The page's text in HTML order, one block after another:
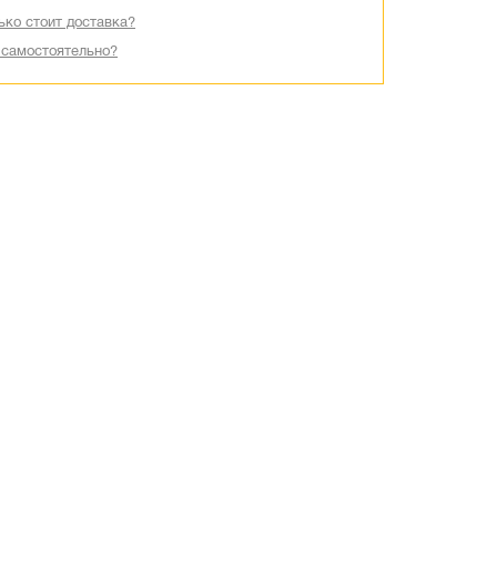
стоит доставка?